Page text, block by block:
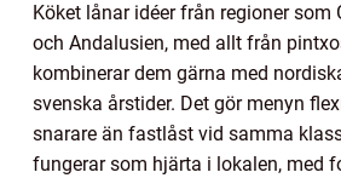
Köket lånar idéer från regioner som
och Andalusien, med allt från
kombinerar dem gärna med
svenska årstider. Det gör menyn
snarare än fastlåst vid samma
fungerar som hjärta i lokalen, med